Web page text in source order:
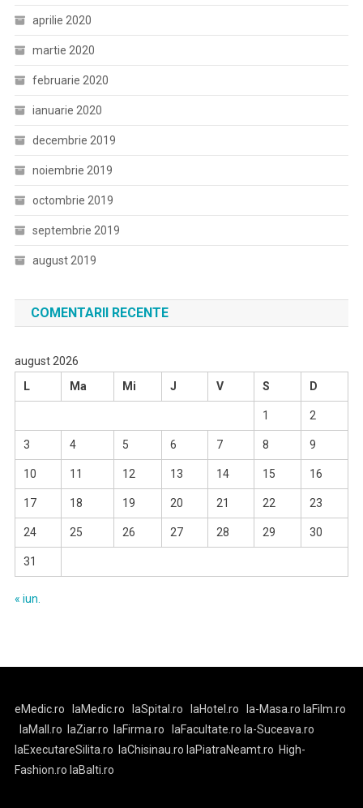
aprilie 2020
martie 2020
februarie 2020
ianuarie 2020
decembrie 2019
noiembrie 2019
octombrie 2019
septembrie 2019
august 2019
COMENTARII RECENTE
august 2026
L
Ma Mi J V S D
1 2
3 4 5 6 7 8 9
10 11 12 13 14 15 16
17 18 19 20 21 22 23
24 25 26 27 28 29 30
31
« iun.
eMedic.ro laMedic.ro laSpital.ro laHotel.ro la-Masa.ro laFilm.ro
laMall.ro
laZiar.ro laFirma.ro laFacultate.ro la-Suceava.ro
laExecutareSilita.ro
laChisinau.ro laPiatraNeamt.ro High-
Fashion.ro laBalti.ro